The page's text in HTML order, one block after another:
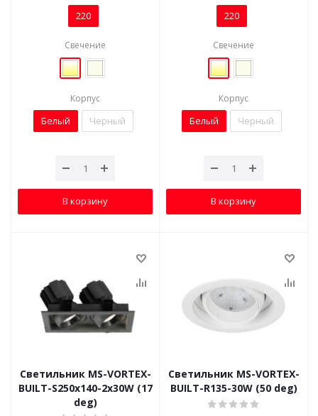
220
Свечение
Корпус
Белый Черный
В корзину
220
Свечение
Корпус
Белый Черный
В корзину
Светильник MS-VORTEX-
BUILT-S250x140-2x30W (17
deg)
Светильник MS-VORTEX-
BUILT-R135-30W (50 deg)